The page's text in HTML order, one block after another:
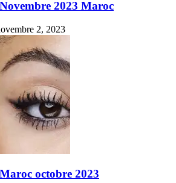
2023 Maroc
2, 2023
octobre 2023